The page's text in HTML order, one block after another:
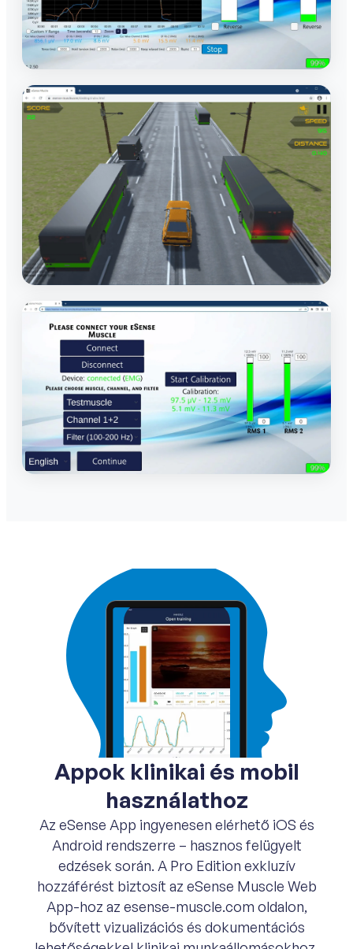
Appok klinikai és mobil
használathoz
Az eSense App ingyenesen elérhető iOS és
Android rendszerre – hasznos felügyelt
edzések során. A Pro Edition exkluzív
hozzáférést biztosít az eSense Muscle Web
App-hoz az esense-muscle.com oldalon,
bővített vizualizációs és dokumentációs